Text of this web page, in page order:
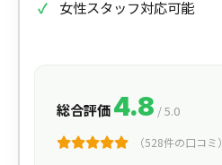
女性スタッフ対応可能
総合評価4.8 / 5.0
（528件の口コミ）